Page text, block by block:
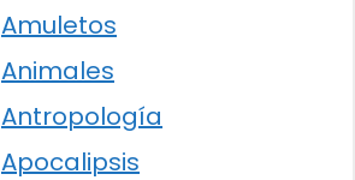
Amuletos
Animales
Antropología
Apocalipsis